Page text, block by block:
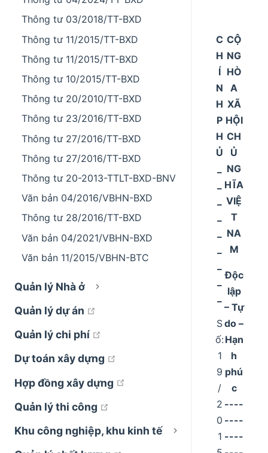
Thông tư 03/2018/TT-BXD
Thông tư 11/2015/TT-BXD
Thông tư 11/2015/TT-BXD
Thông tư 10/2015/TT-BXD
Thông tư 20/2010/TT-BXD
Thông tư 23/2016/TT-BXD
Thông tư 27/2016/TT-BXD
Thông tư 27/2016/TT-BXD
Thông tư 20-2013-TTLT-BXD-BNV
Văn bản 04/2016/VBHN-BXD
Thông tư 28/2016/TT-BXD
Văn bản 04/2021/VBHN-BXD
Văn bản 11/2015/VBHN-BTC
Quản lý Nhà ở
Quản lý dự án
Quản lý chi phí
Dự toán xây dựng
open in new window
Hợp đồng xây dựng
open in new window
Quản lý thi công
Khu công nghiệp, khu kinh tế
C
H
Í
N
H
P
H
Ủ
S
ố:
1
9
/
2
0
1
CỘ
NG
HÒ
A
XÃ
HỘI
CH
Ủ
NG
HĨA
VIỆ
T
NA
M
Độc
lập
– Tự
do –
Hạn
h
phú
c
----
----
----